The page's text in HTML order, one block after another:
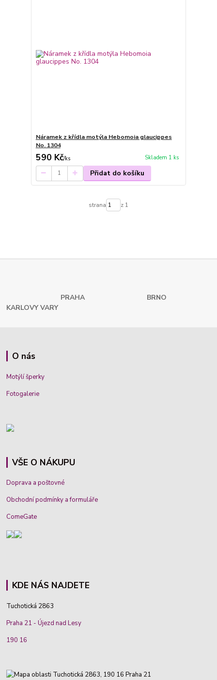
Náramek z křídla motýla Hebomoia glaucippes
No. 1304
590 Kč/ks Skladem 1 ks
Přidat do košíku
strana z 1
PRAHA
BRNO
KARLOVY VARY
O nás
Motýlí šperky
Fotogalerie
VŠE O NÁKUPU
Doprava a poštovné
Obchodní podmínky a formuláře
ComeGate
KDE NÁS NAJDETE
Tuchotická 2863
Praha 21 - Újezd nad Lesy
190 16